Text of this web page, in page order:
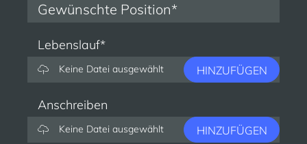
Lebenslauf*
Keine Datei ausgewählt HINZUFÜGEN
Anschreiben
Keine Datei ausgewählt HINZUFÜGEN